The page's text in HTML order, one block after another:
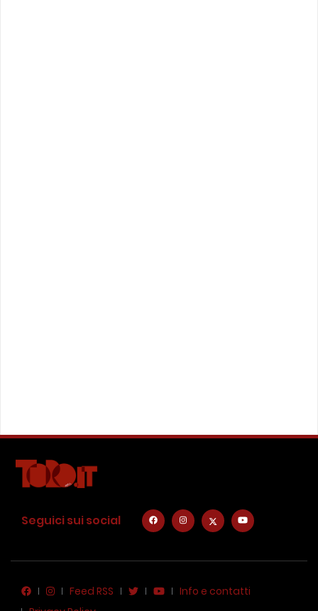
Seguici sui social
Feed RSS
Info e contatti